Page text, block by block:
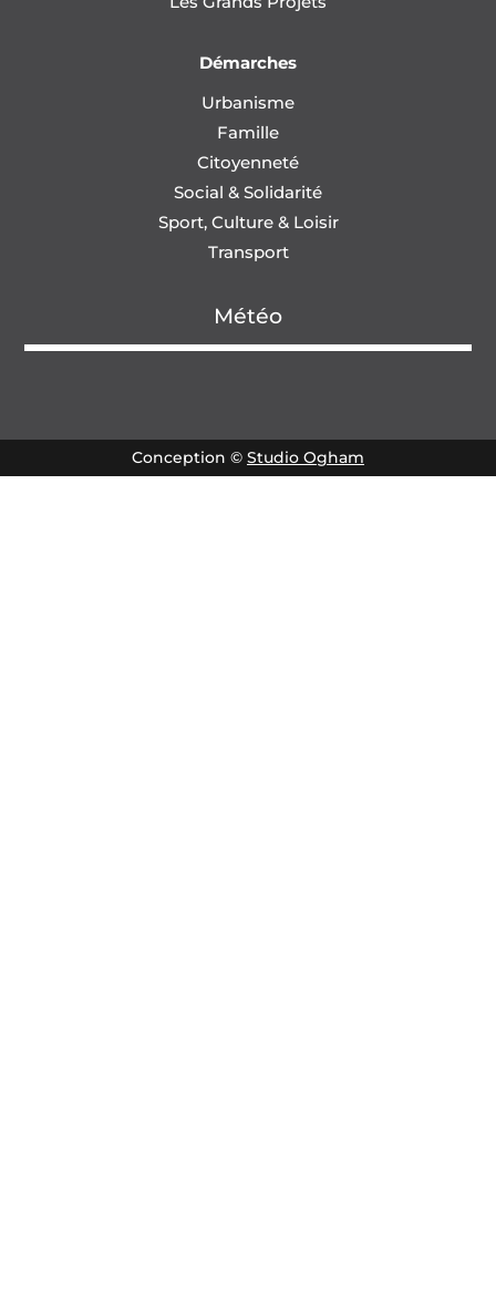
Démarches
Urbanisme
Famille
Citoyenneté
Social & Solidarité
Sport, Culture & Loisir
Transport
Météo
Conception © Studio Ogham